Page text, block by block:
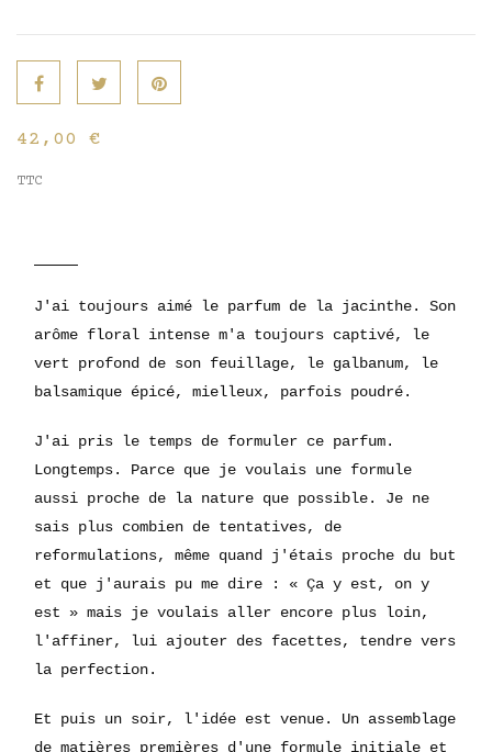
42,00 €
TTC
J'ai toujours aimé le parfum de la jacinthe. Son
arôme floral intense m'a toujours captivé, le
vert profond de son feuillage, le galbanum, le
balsamique épicé, mielleux, parfois poudré.
J'ai pris le temps de formuler ce parfum.
Longtemps. Parce que je voulais une formule
aussi proche de la nature que possible. Je ne
sais plus combien de tentatives, de
reformulations, même quand j'étais proche du but
et que j'aurais pu me dire : « Ça y est, on y
est » mais je voulais aller encore plus loin,
l'affiner, lui ajouter des facettes, tendre vers
la perfection.
Et puis un soir, l'idée est venue. Un assemblage
de matières premières d'une formule initiale et